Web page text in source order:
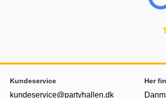
og links
Kundeservice
kundeservice@partyhallen.dk
Her